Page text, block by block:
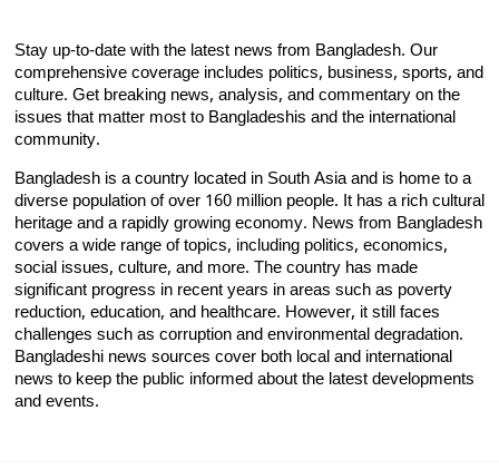
Stay up-to-date with the latest news from Bangladesh. Our
comprehensive coverage includes politics, business, sports, and
culture. Get breaking news, analysis, and commentary on the
issues that matter most to Bangladeshis and the international
community.
Bangladesh is a country located in South Asia and is home to a
diverse population of over 160 million people. It has a rich cultural
heritage and a rapidly growing economy. News from Bangladesh
covers a wide range of topics, including politics, economics,
social issues, culture, and more. The country has made
significant progress in recent years in areas such as poverty
reduction, education, and healthcare. However, it still faces
challenges such as corruption and environmental degradation.
Bangladeshi news sources cover both local and international
news to keep the public informed about the latest developments
and events.